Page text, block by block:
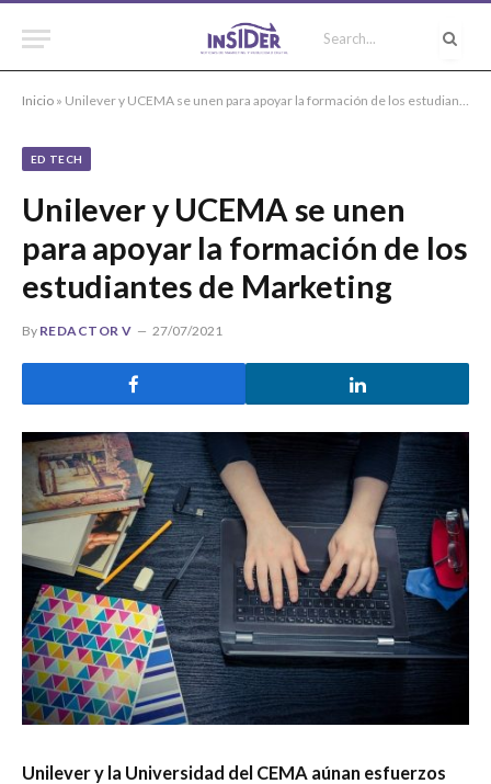
Inicio » Unilever y UCEMA se unen para apoyar la formación de los estudiantes de Marketing
ED TECH
Unilever y UCEMA se unen
para apoyar la formación de los
estudiantes de Marketing
By REDACTOR V 27/07/2021
Unilever y la Universidad del CEMA aúnan esfuerzos